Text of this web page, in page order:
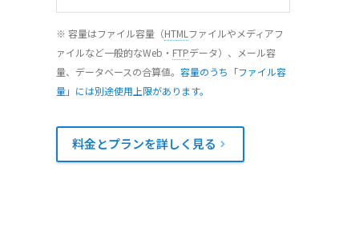
※ 容量はファイル容量（HTML ファイルやメディアフ
ァイルなど一般的なWeb・ FTPデータ）、メール容
量、データベースの合算値。 容量のうち「ファイル容
量」には別途使用上限があります。
料金とプランを詳しく見る